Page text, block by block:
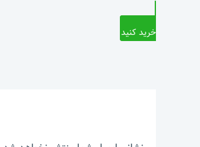
خرید کنید